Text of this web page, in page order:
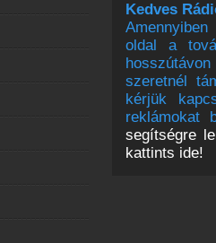
Kedves
oldal a
szeretnél
kérjük
reklámokat
segítségre
kattints ide!